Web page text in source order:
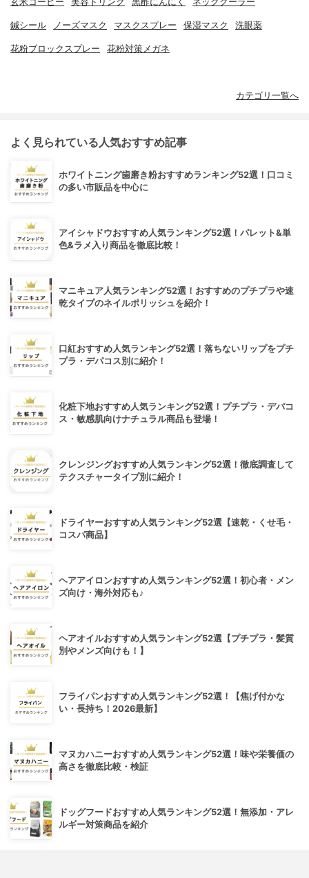
鍼シール ノーズマスク マスクスプレー 保湿マスク 洗眼薬
花粉ブロックスプレー 花粉対策メガネ
カテゴリ一覧へ
よく見られている人気おすすめ記事
ホワイトニング歯磨き粉おすすめランキング52選！口コミ
の多い市販品を中心に
アイシャドウおすすめ人気ランキング52選！パレット&単
色&ラメ入り商品を徹底比較！
マニキュア人気ランキング52選！おすすめのプチプラや速
乾タイプのネイルポリッシュを紹介！
口紅おすすめ人気ランキング52選！落ちないリップをプチ
プラ・デパコス別に紹介！
化粧下地おすすめ人気ランキング52選！プチプラ・デパコ
ス・敏感肌向けナチュラル商品も登場！
クレンジングおすすめ人気ランキング52選！徹底調査して
テクスチャータイプ別に紹介！
ドライヤーおすすめ人気ランキング52選【速乾・くせ毛・
コスパ商品】
ヘアアイロンおすすめ人気ランキング52選！初心者・メン
ズ向け・海外対応も♪
ヘアオイルおすすめ人気ランキング52選【プチプラ・髪質
別やメンズ向けも！】
フライパンおすすめ人気ランキング52選！【焦げ付かな
い・長持ち！2026最新】
マヌカハニーおすすめ人気ランキング52選！味や栄養価の
高さを徹底比較・検証
ドッグフードおすすめ人気ランキング52選！無添加・アレ
ルギー対策商品を紹介